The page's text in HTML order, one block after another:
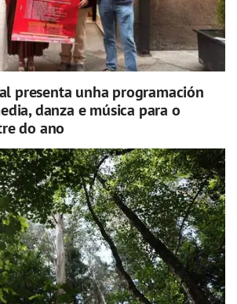
presenta unha programación
danza e música para o
do ano